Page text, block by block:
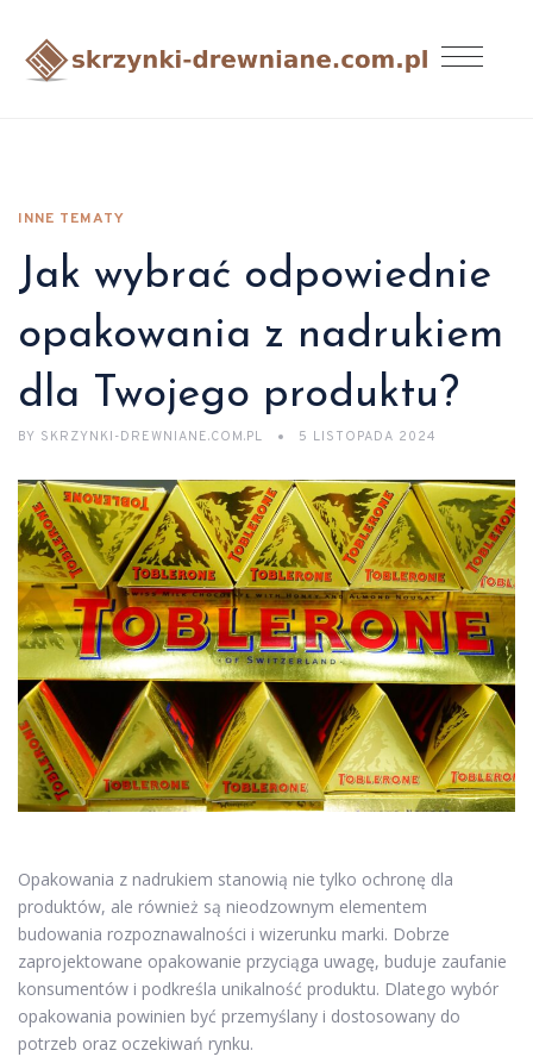
INNE TEMATY
Jak wybrać odpowiednie
opakowania z nadrukiem
dla Twojego produktu?
BY SKRZYNKI-DREWNIANE.COM.PL 5 LISTOPADA 2024
Opakowania z nadrukiem stanowią nie tylko ochronę dla
produktów, ale również są nieodzownym elementem
budowania rozpoznawalności i wizerunku marki. Dobrze
zaprojektowane opakowanie przyciąga uwagę, buduje zaufanie
konsumentów i podkreśla unikalność produktu. Dlatego wybór
opakowania powinien być przemyślany i dostosowany do
potrzeb oraz oczekiwań rynku.